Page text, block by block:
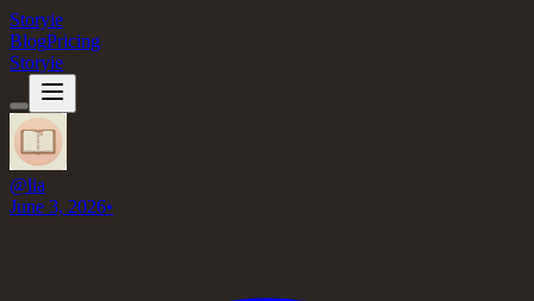
Storyie
BlogPricing
Storyie
@lia
June 3, 2026•